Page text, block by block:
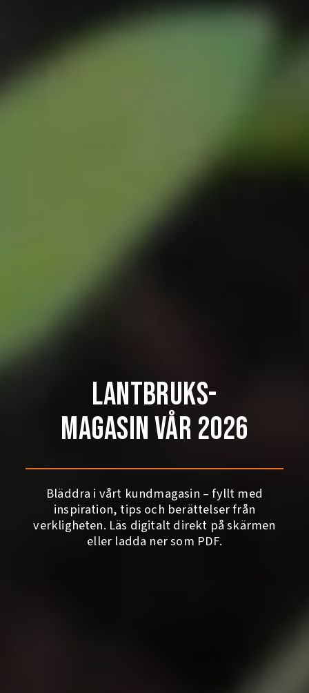
Lantbruks-
magasin vår 2026
Bläddra i vårt kundmagasin – fyllt med
inspiration, tips och berättelser från
verkligheten. Läs digitalt direkt på skärmen
eller ladda ner som PDF.